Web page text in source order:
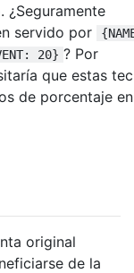
¿Seguramente
servido por
20} ? Por
que estas
de porcentaje
original
de la